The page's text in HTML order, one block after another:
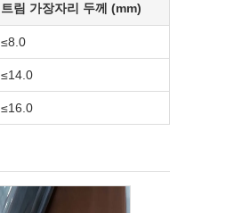
트림 가장자리 두께 (mm)
≤8.0
≤14.0
≤16.0